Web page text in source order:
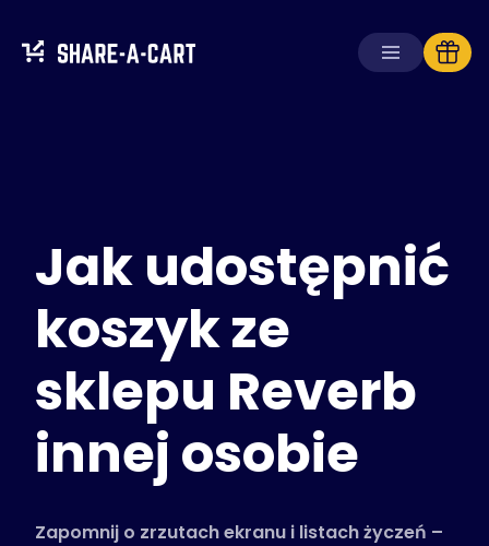
Rozwiązania
Dla konsumentów
Dla szkół
Dla firm
ZdobądźPlus+
Zaloguj się
Obsługiwane sklepy
Jak udostępnić
koszyk ze
sklepu Reverb
innej osobie
Zapomnij o zrzutach ekranu i listach życzeń –